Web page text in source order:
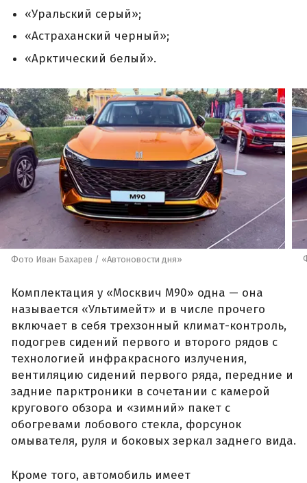
«Уральский серый»;
«Астраханский черный»;
«Арктический белый».
Фото Иван Бахарев / «Автоновости дня»
Комплектация у «Москвич М90» одна — она
называется «Ультимейт» и в числе прочего
включает в себя трехзонный климат-контроль,
подогрев сидений первого и второго рядов с
технологией инфракрасного излучения,
вентиляцию сидений первого ряда, передние и
задние парктроники в сочетании с камерой
кругового обзора и «зимний» пакет с
обогревами лобового стекла, форсунок
омывателя, руля и боковых зеркал заднего вида.
Кроме того, автомобиль имеет